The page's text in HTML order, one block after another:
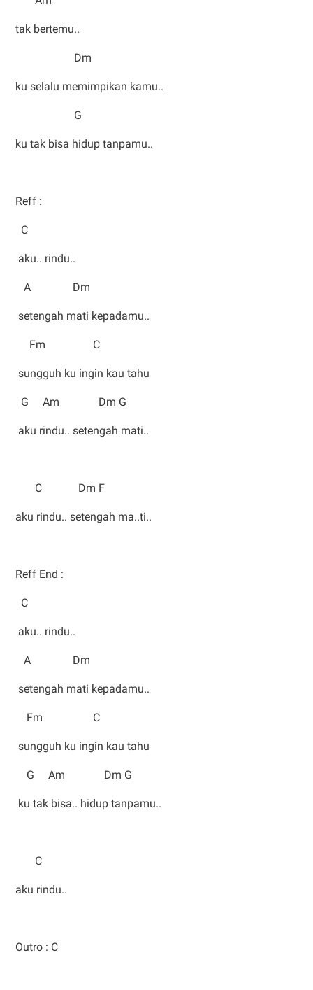
tak bertemu..
Dm
ku selalu memimpikan kamu..
G
ku tak bisa hidup tanpamu..
Reff :
C
aku.. rindu..
A Dm
setengah mati kepadamu..
Fm C
sungguh ku ingin kau tahu
G Am Dm G
aku rindu.. setengah mati..
C Dm F
aku rindu.. setengah ma..ti..
Reff End :
C
aku.. rindu..
A Dm
setengah mati kepadamu..
Fm C
sungguh ku ingin kau tahu
G Am Dm G
ku tak bisa.. hidup tanpamu..
C
aku rindu..
Outro : C